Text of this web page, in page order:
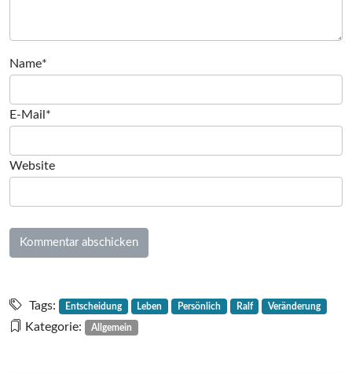
Name*
E-Mail*
Website
Tags: Entscheidung Leben Persönlich Ralf Veränderung
Kategorie: Allgemein